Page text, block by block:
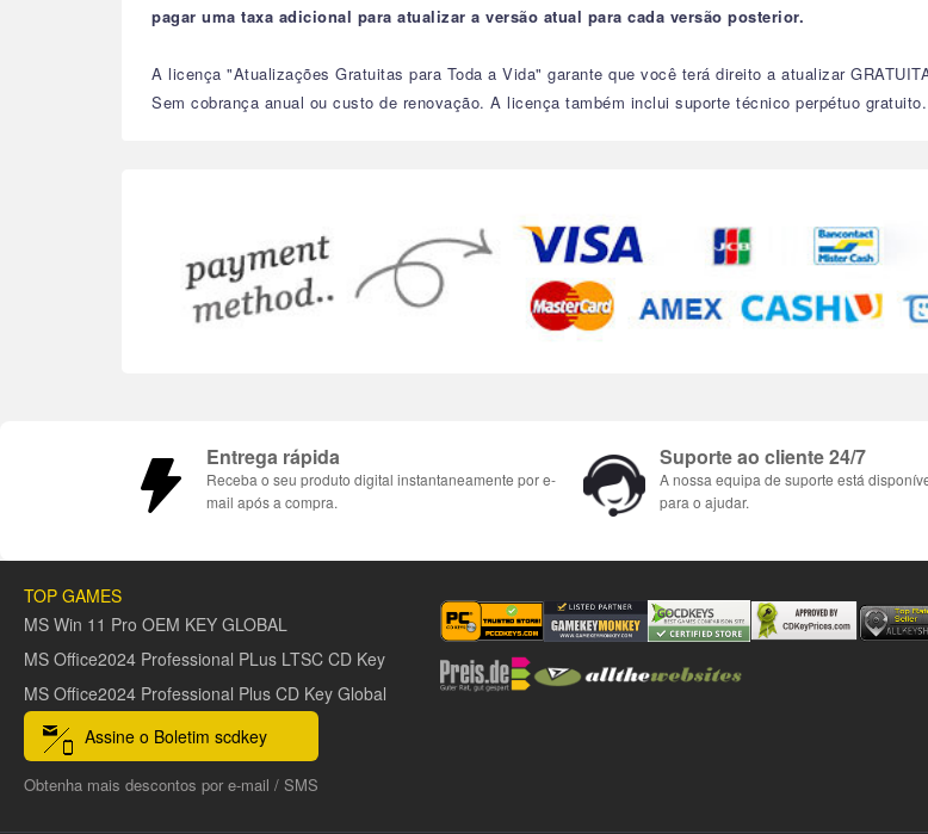
pagar uma taxa adicional para atualizar a versão atual para cada versão posterior.
A licença "Atualizações Gratuitas para Toda a Vida" garante que você terá direito a atualizar
Sem cobrança anual ou custo de renovação. A licença também inclui suporte técnico perpétuo gratuito.
Entrega rápida
Receba o seu produto digital instantaneamente por e-
mail após a compra.
Suporte ao cliente 24/7
A nossa equipa de suporte está
para o ajudar.
TOP GAMES
MS Win 11 Pro OEM KEY GLOBAL
MS Office2024 Professional PLus LTSC CD Key
MS Office2024 Professional Plus CD Key Global
Assine o Boletim scdkey
Obtenha mais descontos por e-mail / SMS